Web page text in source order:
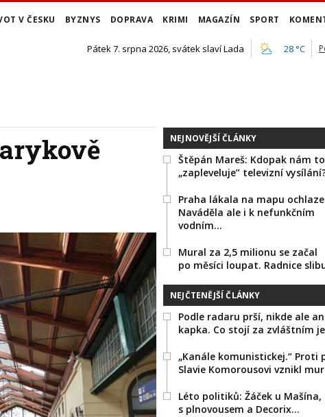
V ČESKU BYZNYS DOPRAVA KRIMI MAGAZÍN SPORT
Pátek 7. srpna 2026, svátek slaví Lada 28 °C
NEJNOVĚJŠÍ ČLÁNKY
Štěpán Mareš: Kdopak nám to
„zapleveluje” televizní
Praha lákala na mapu
Naváděla ale i k nefunkčním
vodním…
Mural za 2,5 milionu se začal
po měsíci loupat. Radnice
NEJČTENĚJŠÍ ČLÁNKY
Podle radaru prší, nikde ale
kapka. Co stojí za zvláštním
„Kanále komunistickej.“ Proti
Slavie Komorousovi vznikl
Léto politiků: Žáček u Mašína,
s plnovousem a Decorix…